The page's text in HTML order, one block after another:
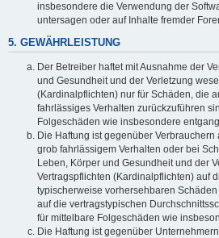
insbesondere die Verwendung der
untersagen oder auf Inhalte fremder
5. GEWÄHRLEISTUNG
Der Betreiber haftet mit Ausnahme der
und Gesundheit und der Verletzung
(Kardinalpflichten) nur für Schäden, die
fahrlässiges Verhalten zurückzuführen
Folgeschäden wie insbesondere
Die Haftung ist gegenüber
grob fahrlässigem Verhalten oder bei
Leben, Körper und Gesundheit und der
Vertragspflichten (Kardinalpflichten) auf
typischerweise vorhersehbaren
auf die vertragstypischen
für mittelbare Folgeschäden wie
Die Haftung ist gegenüber